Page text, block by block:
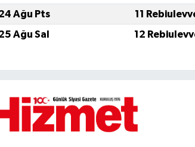
Ağu Pts
11
Ağu Sal
12